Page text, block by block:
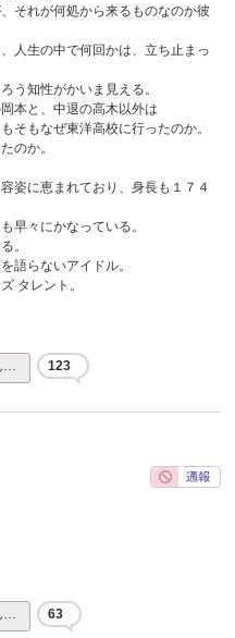
それが何処から来るものなのか彼
人生の中で何回かは、立ち止まっ
う知性がかいま見える。
本と、中退の高木以外は
そもなぜ東洋高校に行ったのか。
のか。
姿に恵まれており、身長も１７４
早々にかなっている。
。
語らないアイドル。
タレント。
123
63